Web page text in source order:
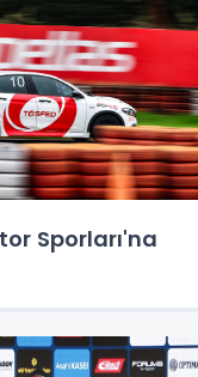
Sporları'na